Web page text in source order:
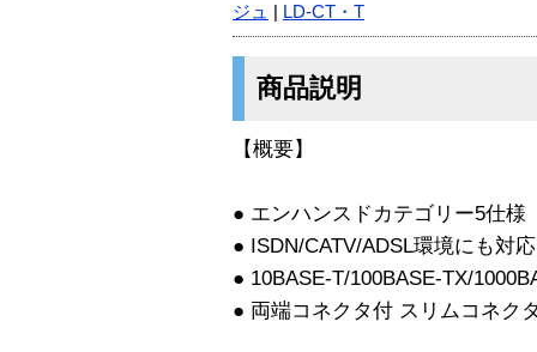
ジュ
LD-CT・T
商品説明
【概要】
● エンハンスドカテゴリー5仕様
● ISDN/CATV/ADSL環境にも対応
● 10BASE-T/100BASE-TX/
● 両端コネクタ付 スリムコネク